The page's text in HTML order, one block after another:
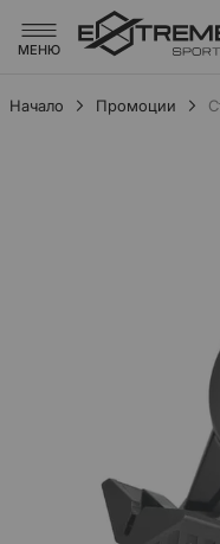
МЕНЮ
Начало Промоции